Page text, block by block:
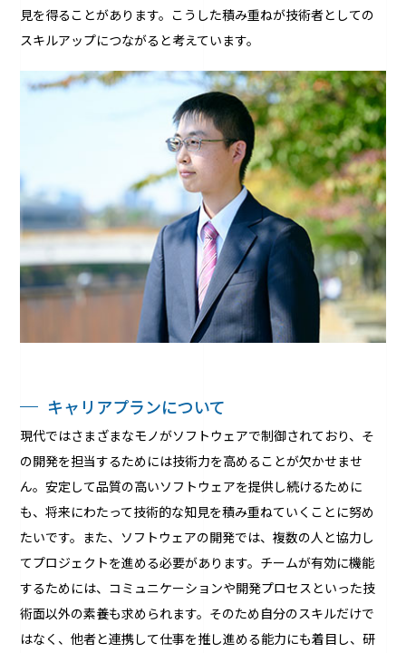
見を得ることがあります。こうした積み重ねが技術者としての
スキルアップにつながると考えています。
キャリアプランについて
現代ではさまざまなモノがソフトウェアで制御されており、そ
の開発を担当するためには技術力を高めることが欠かせませ
ん。安定して品質の高いソフトウェアを提供し続けるために
も、将来にわたって技術的な知見を積み重ねていくことに努め
たいです。また、ソフトウェアの開発では、複数の人と協力し
てプロジェクトを進める必要があります。チームが有効に機能
するためには、コミュニケーションや開発プロセスといった技
術面以外の素養も求められます。そのため自分のスキルだけで
はなく、他者と連携して仕事を推し進める能力にも着目し、研